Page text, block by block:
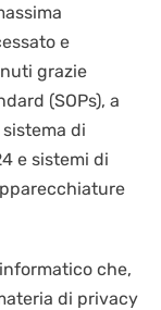
e
grazie
(SOPs), a
di
e sistemi di
che,
di privacy